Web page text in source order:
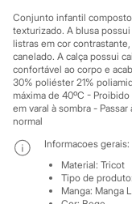
City
Clock House
Mindset
Sawary
Yessica
Moda esportiva
Acessórios
Blusas
Calçados
Leggings
Shorts e Bermudas
Moda íntima
Calcinhas
Conjunto infantil
texturizado. A blusa
listras em cor
canelado. A calça possui
confortável ao corpo e
30% poliéster 21%
máxima de 40ºC -
em varal à sombra -
normal
Informacoes gerais:
Material: Tricot
Tipo de produto:
Manga: Manga